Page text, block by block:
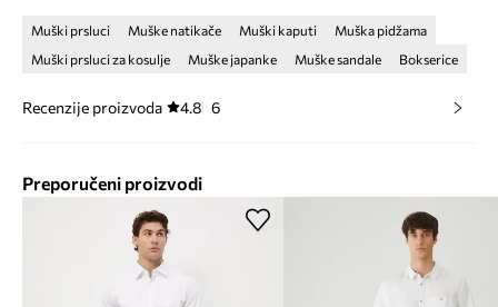
Muški prsluci Muške natikače Muški kaputi
Muška pidžama
Muški prsluci za kosulje
Muške japanke Muške sandale Bokserice
Recenzije proizvoda 4.8 6
Preporučeni proizvodi